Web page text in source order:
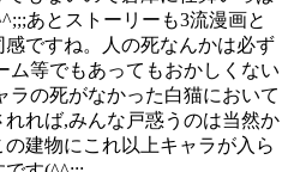
あとストーリーも3流漫画と
ですね。人の死なんかは必ず
ム等でもあってもおかしくない
ラの死がなかった白猫において
れば,みんな戸惑うのは当然か
建物にこれ以上キャラが入ら